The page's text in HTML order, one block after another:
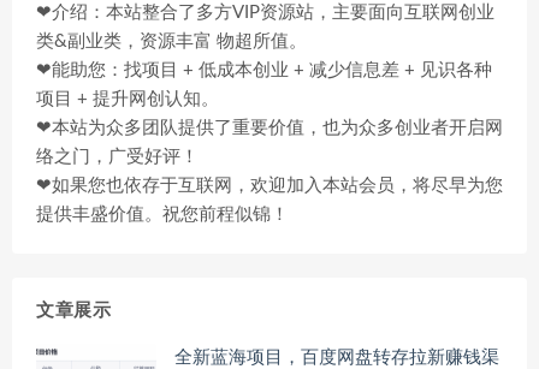
❤介绍：本站整合了多方VIP资源站，主要面向互联网创业
类&副业类，资源丰富 物超所值。
❤能助您：找项目 + 低成本创业 + 减少信息差 + 见识各种
项目 + 提升网创认知。
❤本站为众多团队提供了重要价值，也为众多创业者开启网
络之门，广受好评！
❤如果您也依存于互联网，欢迎加入本站会员，将尽早为您
提供丰盛价值。祝您前程似锦！
文章展示
全新蓝海项目，百度网盘转存拉新赚钱渠